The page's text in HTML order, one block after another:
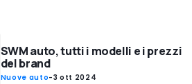
SWM auto, tutti i modelli e i prezzi
del brand
Nuove auto-3 ott 2024